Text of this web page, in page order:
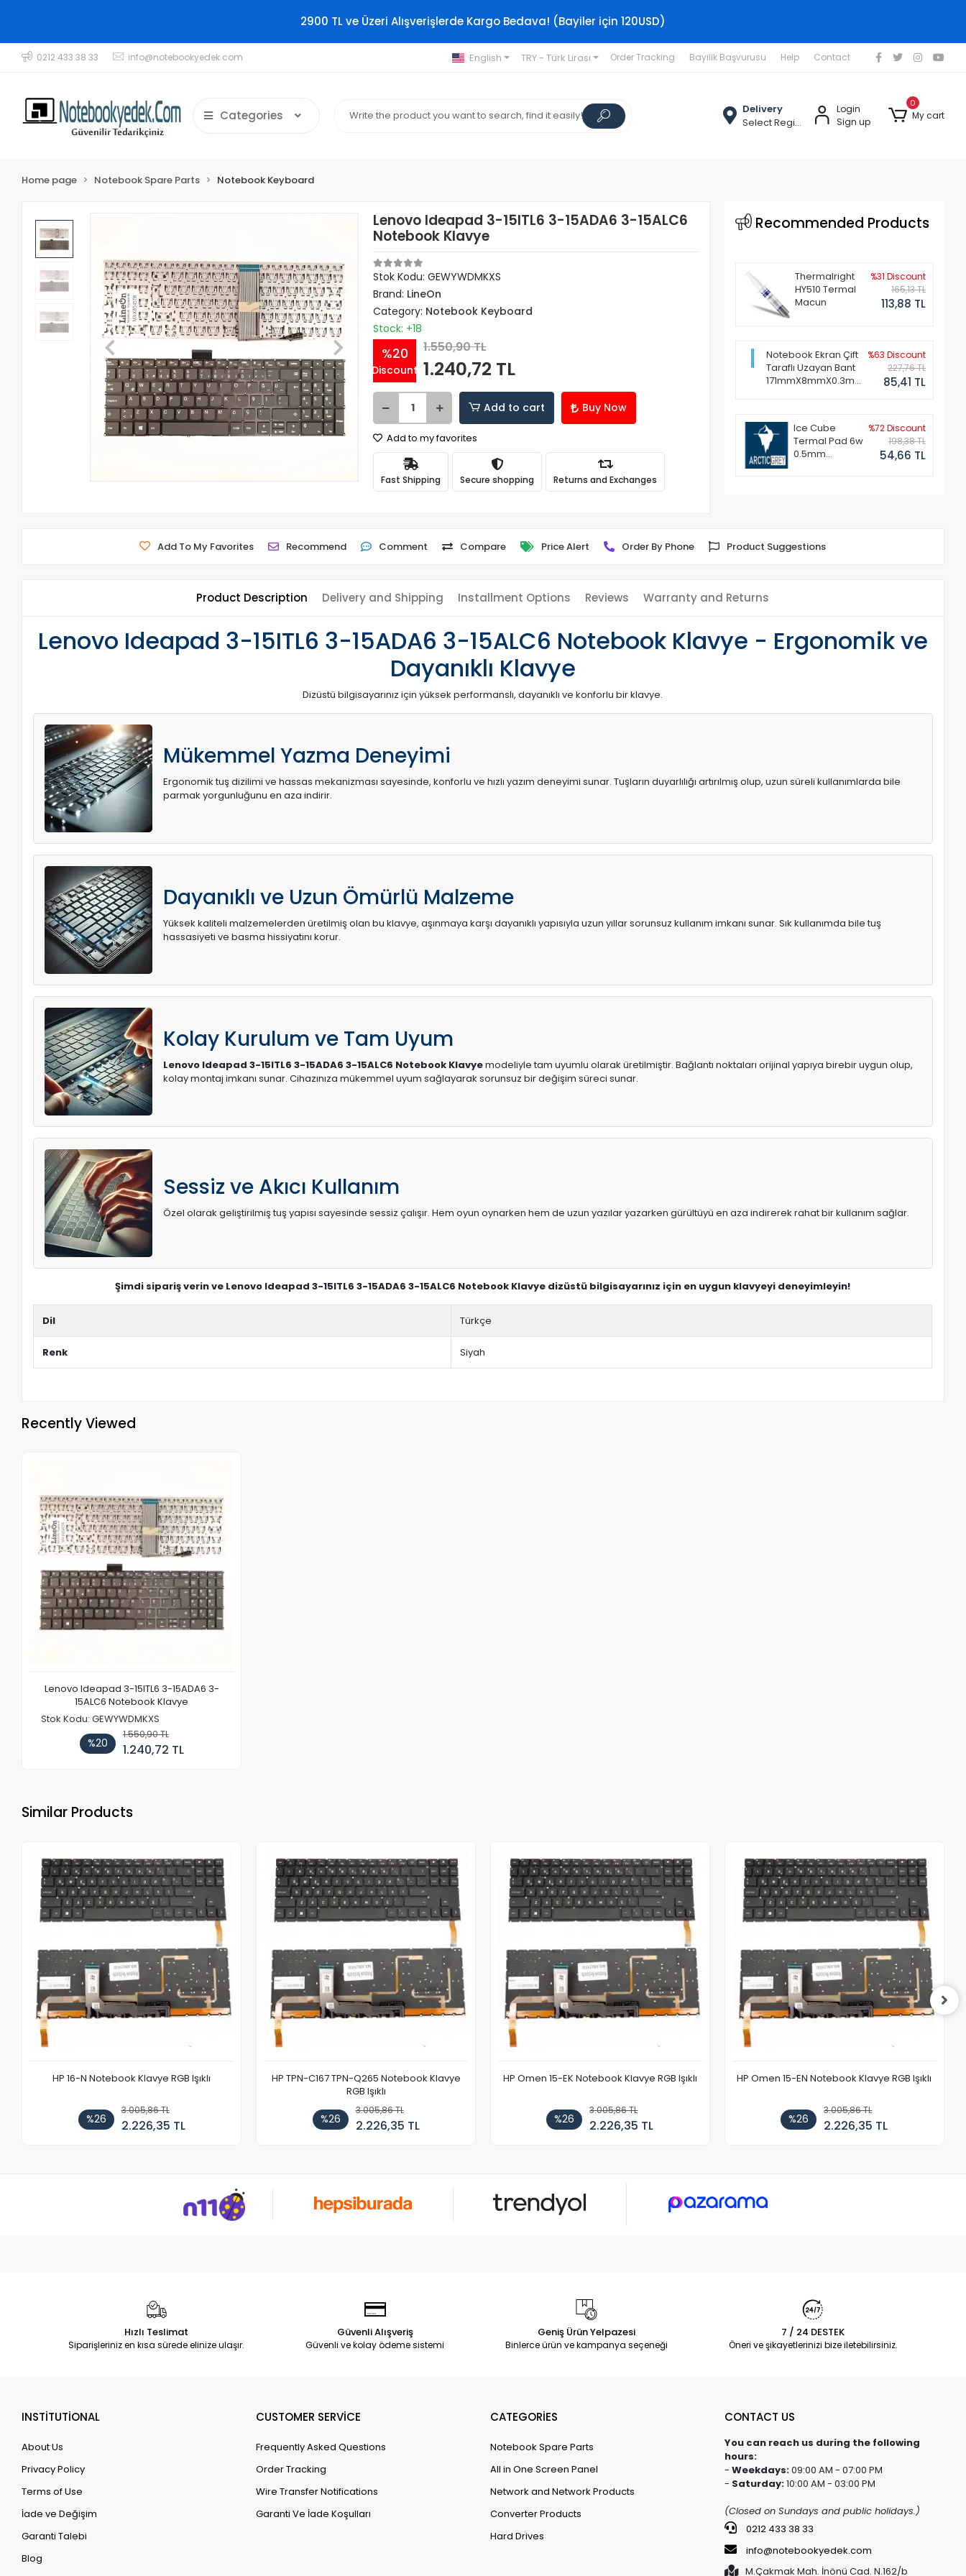
2900 TL ve Üzeri Alışverişlerde Kargo Bedava! (Bayiler için 120USD)
0212 433 38 33 info@notebookyedek.com English TRY - Türk Lirası Order Tracking Bayilik Başvurusu Help Contact
Categories
Delivery
Select Region
Login
Sign up
0
My cart
Home page Notebook Spare Parts Notebook Keyboard
Lenovo Ideapad 3-15ITL6 3-15ADA6 3-15ALC6
Notebook Klavye
Stok Kodu: GEWYWDMKXS
Brand: LineOn
Category: Notebook Keyboard
Stock: +18
%20
Discount
1.550,90 TL
1.240,72 TL
Add to cart Buy Now
Add to my favorites
Fast Shipping Secure shopping Returns and Exchanges
Recommended Products
Thermalright
HY510 Termal
Macun
%31 Discount
165,13 TL
113,88 TL
Notebook Ekran Çift
Taraflı Uzayan Bant
171mmX8mmX0.3mm
%63 Discount
227,76 TL
85,41 TL
Ice Cube
Termal Pad 6w
0.5mm
%72 Discount
198,38 TL
54,66 TL
Add To My Favorites Recommend Comment Compare Price Alert Order By Phone Product Suggestions
Product Description Delivery and Shipping Installment Options Reviews Warranty and Returns
Lenovo Ideapad 3-15ITL6 3-15ADA6 3-15ALC6 Notebook Klavye - Ergonomik ve
Dayanıklı Klavye
Dizüstü bilgisayarınız için yüksek performanslı, dayanıklı ve konforlu bir klavye.
Mükemmel Yazma Deneyimi
Ergonomik tuş dizilimi ve hassas mekanizması sayesinde, konforlu ve hızlı yazım deneyimi sunar. Tuşların duyarlılığı artırılmış olup, uzun süreli kullanımlarda bile
parmak yorgunluğunu en aza indirir.
Dayanıklı ve Uzun Ömürlü Malzeme
Yüksek kaliteli malzemelerden üretilmiş olan bu klavye, aşınmaya karşı dayanıklı yapısıyla uzun yıllar sorunsuz kullanım imkanı sunar. Sık kullanımda bile tuş
hassasiyeti ve basma hissiyatını korur.
Kolay Kurulum ve Tam Uyum
Lenovo Ideapad 3-15ITL6 3-15ADA6 3-15ALC6 Notebook Klavyemodeliyle tam uyumlu olarak üretilmiştir. Bağlantı noktaları orijinal yapıya birebir uygun olup,
kolay montaj imkanı sunar. Cihazınıza mükemmel uyum sağlayarak sorunsuz bir değişim süreci sunar.
Sessiz ve Akıcı Kullanım
Özel olarak geliştirilmiş tuş yapısı sayesinde sessiz çalışır. Hem oyun oynarken hem de uzun yazılar yazarken gürültüyü en aza indirerek rahat bir kullanım sağlar.
Şimdi sipariş verin ve Lenovo Ideapad 3-15ITL6 3-15ADA6 3-15ALC6 Notebook Klavye dizüstü bilgisayarınız için en uygun klavyeyi deneyimleyin!
Dil Türkçe
Renk Siyah
Recently Viewed
Lenovo Ideapad 3-15ITL6 3-15ADA6 3-
15ALC6 Notebook Klavye
Stok Kodu: GEWYWDMKXS
%20
1.550,90 TL
1.240,72 TL
Similar Products
HP 16-N Notebook Klavye RGB Işıklı
%26
3.005,86 TL
2.226,35 TL
HP TPN-C167 TPN-Q265 Notebook Klavye
RGB Işıklı
%26
3.005,86 TL
2.226,35 TL
HP Omen 15-EK Notebook Klavye RGB Işıklı
%26
3.005,86 TL
2.226,35 TL
HP Omen 15-EN Notebook Klavye RGB Işıklı
%26
3.005,86 TL
2.226,35 TL
Hızlı Teslimat
Siparişleriniz en kısa sürede elinize ulaşır.
Güvenli Alışveriş
Güvenli ve kolay ödeme sistemi
Geniş Ürün Yelpazesi
Binlerce ürün ve kampanya seçeneği
7 / 24 DESTEK
Öneri ve şikayetlerinizi bize iletebilirsiniz.
INSTİTUTİONAL
About Us
Privacy Policy
Terms of Use
İade ve Değişim
Garanti Talebi
Blog
CUSTOMER SERVİCE
Frequently Asked Questions
Order Tracking
Wire Transfer Notifications
Garanti Ve İade Koşulları
CATEGORİES
Notebook Spare Parts
All in One Screen Panel
Network and Network Products
Converter Products
Hard Drives
CONTACT US
You can reach us during the following
hours:
- Weekdays:09:00 AM - 07:00 PM
- Saturday:10:00 AM - 03:00 PM
(Closed on Sundays and public holidays.)
0212 433 38 33
info@notebookyedek.com
M.Çakmak Mah. İnönü Cad. N.162/b